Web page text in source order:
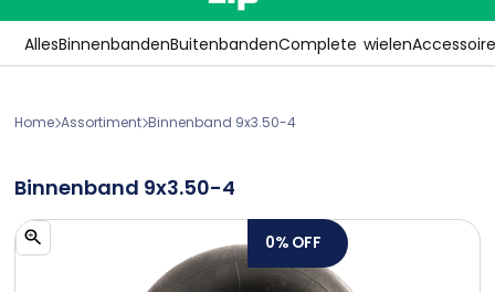
AllesBinnenbandenBuitenbandenComplete wielen
HomeAssortimentBinnenband 9x3.50-4
Binnenband 9x3.50-4
0% OFF